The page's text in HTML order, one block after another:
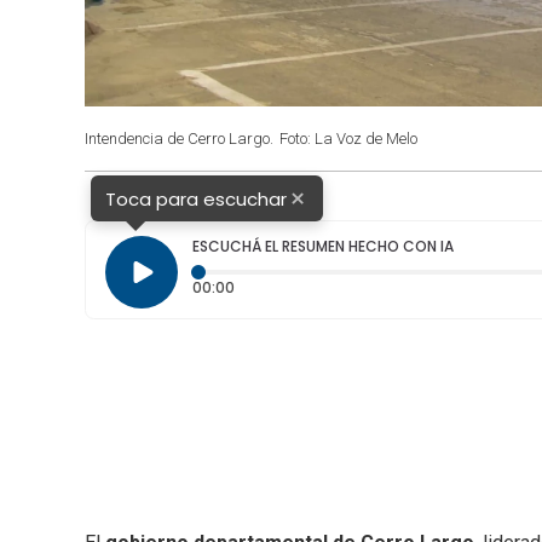
Intendencia de Cerro Largo. Foto: La Voz de Melo
Toca para escuchar×
ESCUCHÁ EL RESUMEN HECHO CON IA
00:00